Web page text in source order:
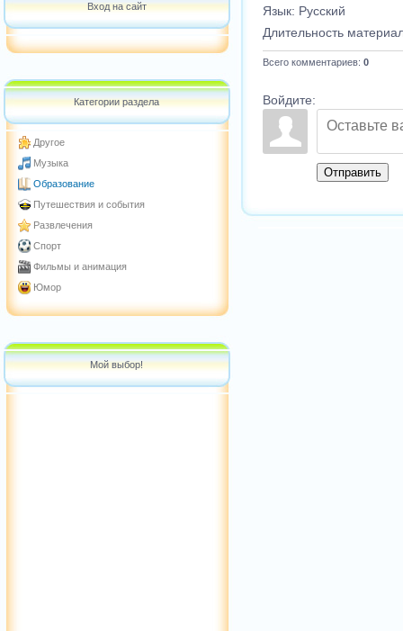
Вход на сайт
Категории раздела
Другое
Музыка
Образование
Путешествия и события
Развлечения
Спорт
Фильмы и анимация
Юмор
Мой выбор!
Язык: Русский
Длительность
Всего комментариев: 0
Войдите:
Отправить